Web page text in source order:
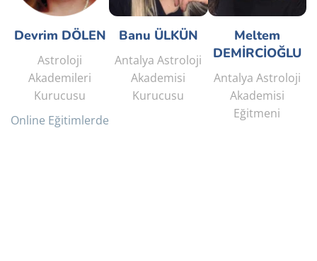
Devrim DÖLEN
Astroloji
Akademileri
Kurucusu
Online Eğitimlerde
Banu ÜLKÜN
Antalya Astroloji
Akademisi
Kurucusu
Meltem
DEMİRCİOĞLU
Antalya Astroloji
Akademisi
Eğitmeni